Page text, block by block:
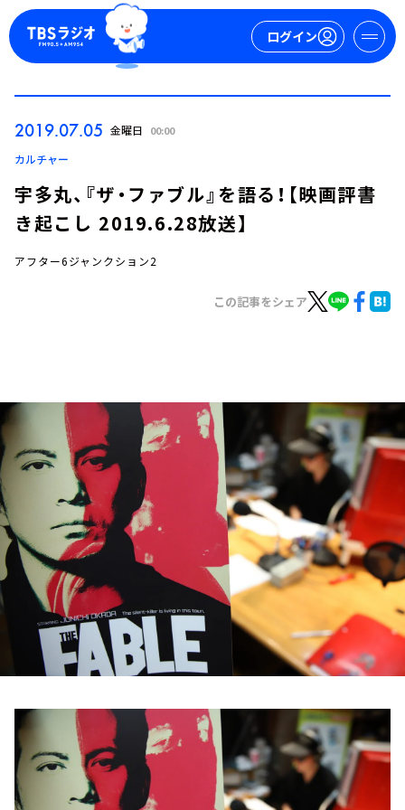
ログイン
お知らせ
イベント・グッズ
YouTube
会社情報
2019.07.05 金曜日 00:00
カルチャー
宇多丸、『ザ・ファブル』を語る！【映画評書
き起こし 2019.6.28放送】
アフター6ジャンクション2
この記事をシェア